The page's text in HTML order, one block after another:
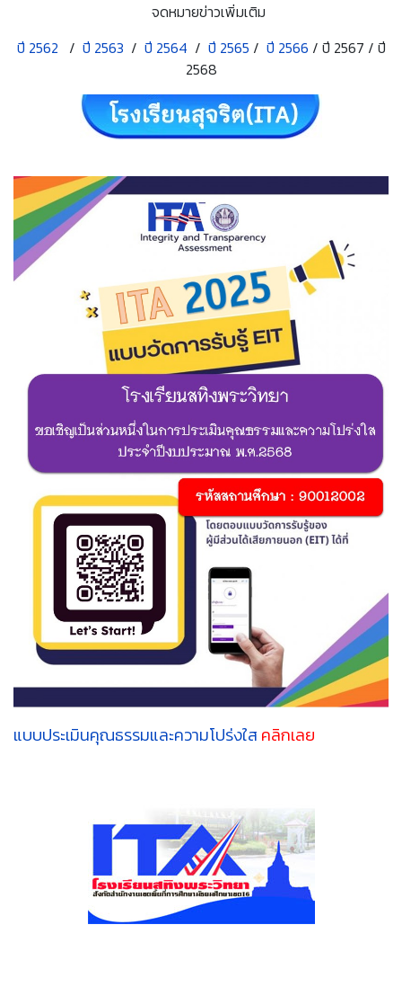
จดหมายข่าวเพิ่มเติม
ปี 2562 / ปี 2563 / ปี 2564 / ปี 2565 / ปี 2566 / ปี 2567 / ปี
2568
แบบประเมินคุณธรรมและความโปร่งใส คลิกเลย